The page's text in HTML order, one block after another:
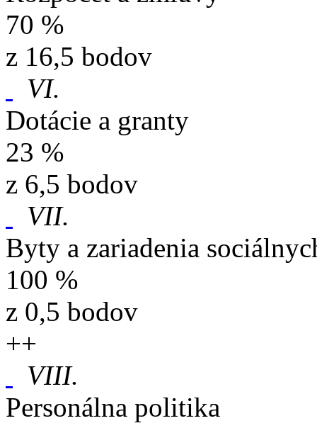
70 %
z 16,5 bodov
VI.
Dotácie a granty
23 %
z 6,5 bodov
VII.
Byty a zariadenia
100 %
z 0,5 bodov
++
VIII.
Personálna politika